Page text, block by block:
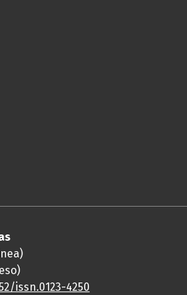
issn.0123-4250